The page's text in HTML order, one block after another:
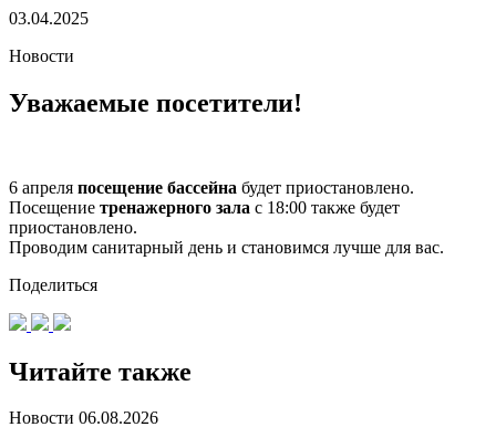
03.04.2025
Новости
Уважаемые посетители!
6 апреля посещение бассейна будет приостановлено.
Посещение тренажерного зала с 18:00 также будет
приостановлено.
Проводим санитарный день и становимся лучше для вас.
Поделиться
Читайте также
Новости 06.08.2026